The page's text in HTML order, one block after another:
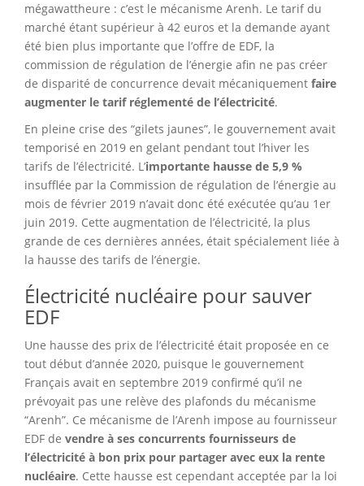
mégawattheure : c’est le mécanisme Arenh. Le tarif du
marché étant supérieur à 42 euros et la demande ayant
été bien plus importante que l’offre de EDF, la
commission de régulation de l’énergie afin ne pas créer
de disparité de concurrence devait mécaniquement faire
augmenter le tarif réglementé de l’électricité.
En pleine crise des “gilets jaunes”, le gouvernement avait
temporisé en 2019 en gelant pendant tout l’hiver les
tarifs de l’électricité. L’importante hausse de 5,9 %
insufflée par la Commission de régulation de l’énergie au
mois de février 2019 n’avait donc été exécutée qu’au 1er
juin 2019. Cette augmentation de l’électricité, la plus
grande de ces dernières années, était spécialement liée à
la hausse des tarifs de l’énergie.
Électricité nucléaire pour sauver
EDF
Une hausse des prix de l’électricité était proposée en ce
tout début d’année 2020, puisque le gouvernement
Français avait en septembre 2019 confirmé qu’il ne
prévoyait pas une relève des plafonds du mécanisme
“Arenh”. Ce mécanisme de l’Arenh impose au fournisseur
EDF de vendre à ses concurrents fournisseurs de
l’électricité à bon prix pour partager avec eux la rente
nucléaire. Cette hausse est cependant acceptée par la loi